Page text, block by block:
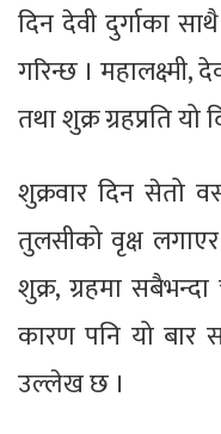
दिन देवी दुर्गाका
गरिन्छ । महालक्ष्मी,
तथा शुक्र ग्रहप्रति यो
शुक्रवार दिन सेतो
तुलसीको वृक्ष लगाएर
शुक्र, ग्रहमा
कारण पनि यो बार
उल्लेख छ ।